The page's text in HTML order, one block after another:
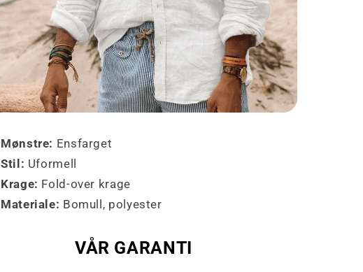
Mønstre: Ensfarget
Stil: Uformell
Krage: Fold-over krage
Materiale: Bomull, polyester
VÅR GARANTI